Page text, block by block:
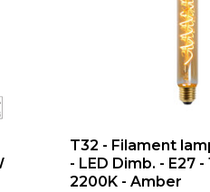
T32 - Filament
- LED Dimb. - E27 -
2200K - Amber